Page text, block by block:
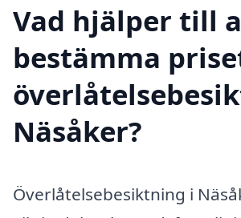
Vad hjälper till
bestämma
Näsåker?
Överlåtelsebesiktning i